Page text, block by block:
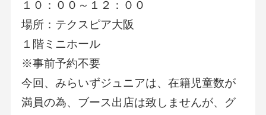
１０：００～１２：００
場所：テクスピア大阪
１階ミニホール
※事前予約不要
今回、みらいずジュニアは、在籍児童数が
満員の為、ブース出店は致しませんが、グ